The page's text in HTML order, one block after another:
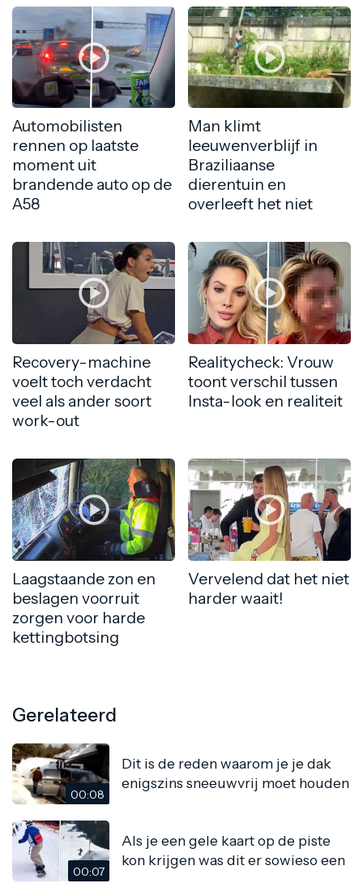
Automobilisten
rennen op laatste
moment uit
brandende auto op de
A58
Man klimt
leeuwenverblijf in
Braziliaanse
dierentuin en
overleeft het niet
Recovery-machine
voelt toch verdacht
veel als ander soort
work-out
Realitycheck: Vrouw
toont verschil tussen
Insta-look en realiteit
Laagstaande zon en
beslagen voorruit
zorgen voor harde
kettingbotsing
Vervelend dat het niet
harder waait!
Gerelateerd
00:08
Dit is de reden waarom je je dak
enigszins sneeuwvrij moet houden
00:07
Als je een gele kaart op de piste
kon krijgen was dit er sowieso een